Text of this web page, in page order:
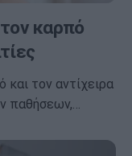
καρπό
τον αντίχειρα
παθήσεων,…